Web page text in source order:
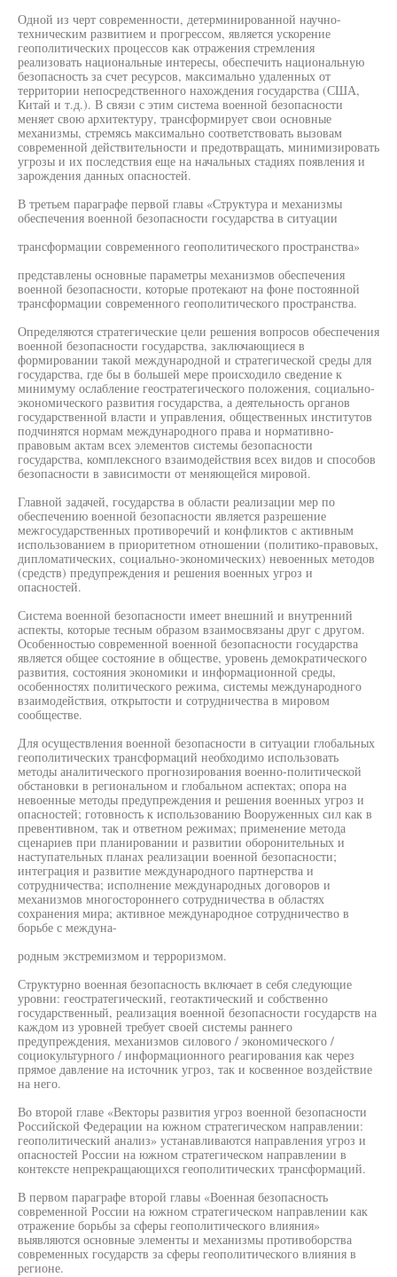
Одной из черт современности, детерминированной научно-
техническим развитием и прогрессом, является ускорение
геополитических процессов как отражения стремления
реализовать национальные интересы, обеспечить национальную
безопасность за счет ресурсов, максимально удаленных от
территории непосредственного нахождения государства (США,
Китай и т.д.). В связи с этим система военной безопасности
меняет свою архитектуру, трансформирует свои основные
механизмы, стремясь максимально соответствовать вызовам
современной действительности и предотвращать, минимизировать
угрозы и их последствия еще на начальных стадиях появления и
зарождения данных опасностей.
В третьем параграфе первой главы «Структура и механизмы
обеспечения военной безопасности государства в ситуации
трансформации современного геополитического пространства»
представлены основные параметры механизмов обеспечения
военной безопасности, которые протекают на фоне постоянной
трансформации современного геополитического пространства.
Определяются стратегические цели решения вопросов обеспечения
военной безопасности государства, заключающиеся в
формировании такой международной и стратегической среды для
государства, где бы в большей мере происходило сведение к
минимуму ослабление геостратегического положения, социально-
экономического развития государства, а деятельность органов
государственной власти и управления, общественных институтов
подчинятся нормам международного права и нормативно-
правовым актам всех элементов системы безопасности
государства, комплексного взаимодействия всех видов и способов
безопасности в зависимости от меняющейся мировой.
Главной задачей, государства в области реализации мер по
обеспечению военной безопасности является разрешение
межгосударственных противоречий и конфликтов с активным
использованием в приоритетном отношении (политико-правовых,
дипломатических, социально-экономических) невоенных методов
(средств) предупреждения и решения военных угроз и
опасностей.
Система военной безопасности имеет внешний и внутренний
аспекты, которые тесным образом взаимосвязаны друг с другом.
Особенностью современной военной безопасности государства
является общее состояние в обществе, уровень демократического
развития, состояния экономики и информационной среды,
особенностях политического режима, системы международного
взаимодействия, открытости и сотрудничества в мировом
сообществе.
Для осуществления военной безопасности в ситуации глобальных
геополитических трансформаций необходимо использовать
методы аналитического прогнозирования военно-политической
обстановки в региональном и глобальном аспектах; опора на
невоенные методы предупреждения и решения военных угроз и
опасностей; готовность к использованию Вооруженных сил как в
превентивном, так и ответном режимах; применение метода
сценариев при планировании и развитии оборонительных и
наступательных планах реализации военной безопасности;
интеграция и развитие международного партнерства и
сотрудничества; исполнение международных договоров и
механизмов многостороннего сотрудничества в областях
сохранения мира; активное международное сотрудничество в
борьбе с междуна-
родным экстремизмом и терроризмом.
Структурно военная безопасность включает в себя следующие
уровни: геостратегический, геотактический и собственно
государственный, реализация военной безопасности государств на
каждом из уровней требует своей системы раннего
предупреждения, механизмов силового / экономического /
социокультурного / информационного реагирования как через
прямое давление на источник угроз, так и косвенное воздействие
на него.
Во второй главе «Векторы развития угроз военной безопасности
Российской Федерации на южном стратегическом направлении:
геополитический анализ» устанавливаются направления угроз и
опасностей России на южном стратегическом направлении в
контексте непрекращающихся геополитических трансформаций.
В первом параграфе второй главы «Военная безопасность
современной России на южном стратегическом направлении как
отражение борьбы за сферы геополитического влияния»
выявляются основные элементы и механизмы противоборства
современных государств за сферы геополитического влияния в
регионе.